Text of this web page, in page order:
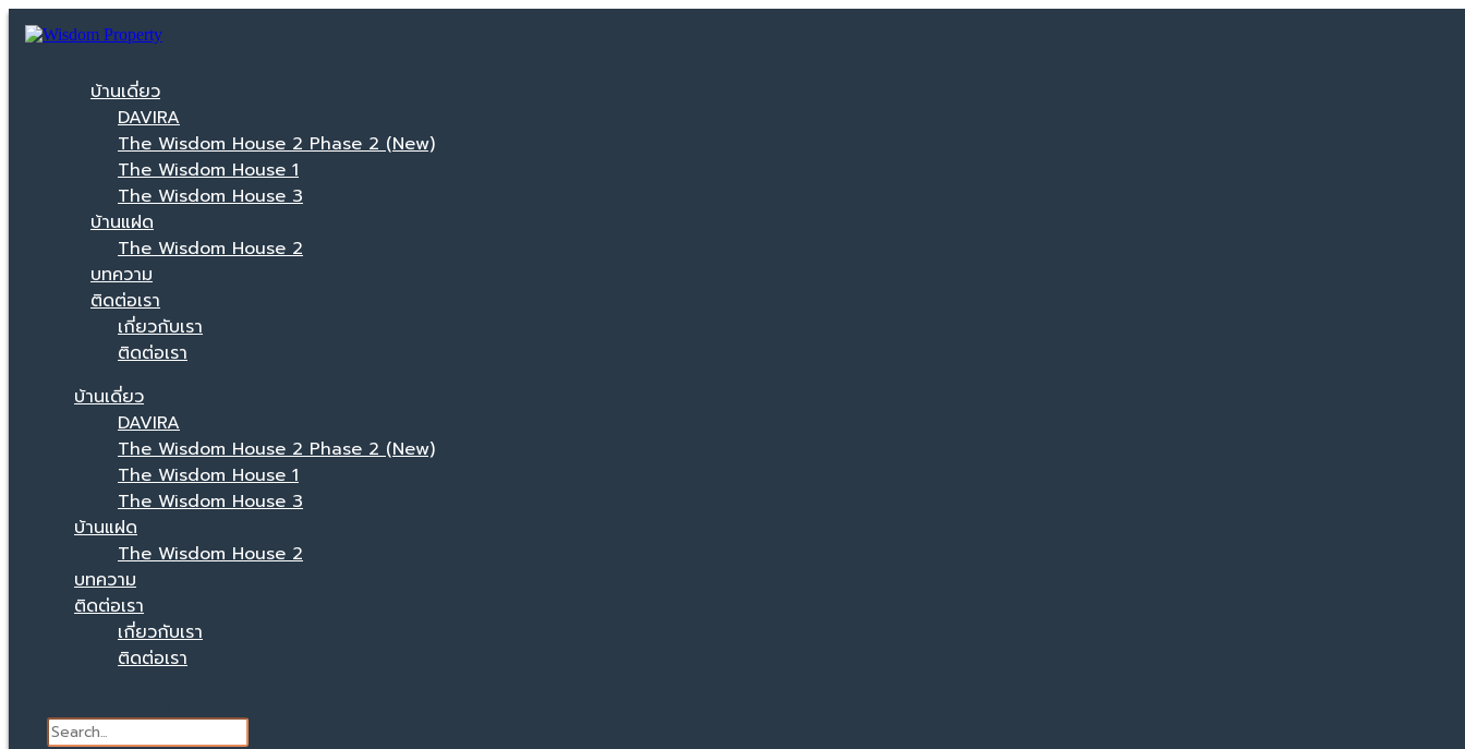
บ้านเดี่ยว
DAVIRA
The Wisdom House 2 Phase 2 (New)
The Wisdom House 1
The Wisdom House 3
บ้านแฝด
The Wisdom House 2
บทความ
ติดต่อเรา
เกี่ยวกับเรา
ติดต่อเรา
บ้านเดี่ยว
DAVIRA
The Wisdom House 2 Phase 2 (New)
The Wisdom House 1
The Wisdom House 3
บ้านแฝด
The Wisdom House 2
บทความ
ติดต่อเรา
เกี่ยวกับเรา
ติดต่อเรา